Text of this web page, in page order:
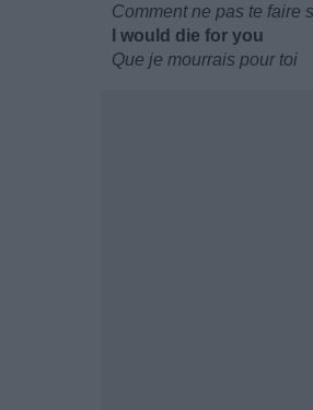
Comment ne pas te faire
I would die for you
Que je mourrais pour toi